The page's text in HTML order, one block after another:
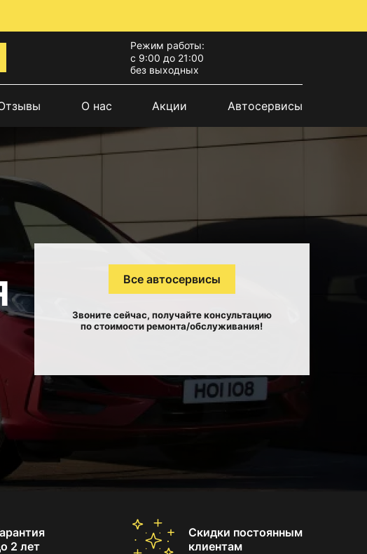
Режим работы:
с 9:00 до 21:00
без выходных
О нас Акции Автосервисы
Все автосервисы
Звоните сейчас, получайте консультацию
по стоимости ремонта/обслуживания!
2 лет
Скидки постоянным
клиентам